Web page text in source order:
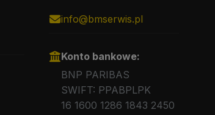
info@bmserwis.pl
Konto bankowe:
BNP PARIBAS
SWIFT: PPABPLPK
16 1600 1286 1843 2450